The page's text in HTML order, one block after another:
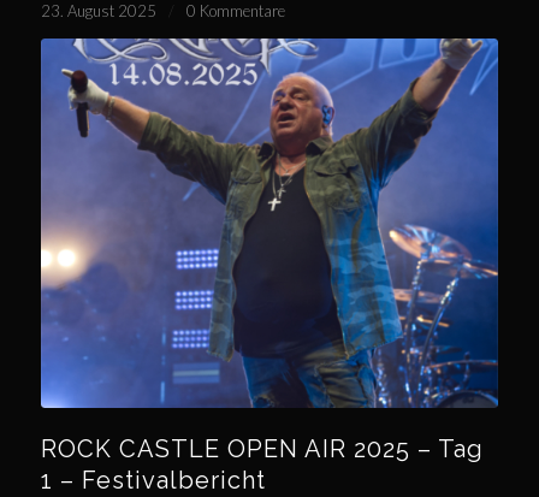
23. August 2025 0 Kommentare
ROCK CASTLE OPEN AIR 2025 – Tag
1 – Festivalbericht